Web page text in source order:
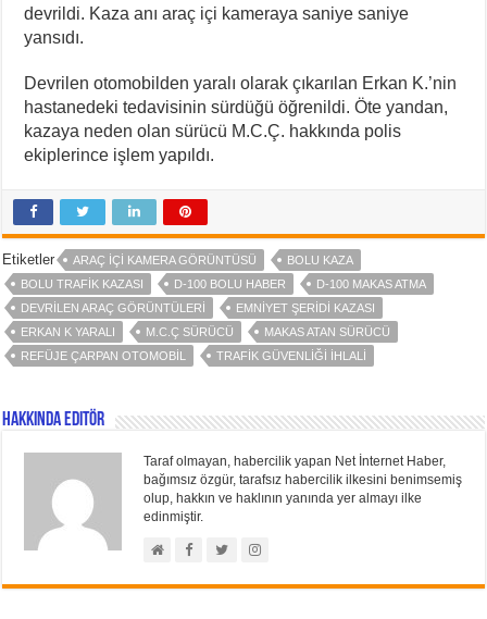
devrildi. Kaza anı araç içi kameraya saniye saniye
yansıdı.
Devrilen otomobilden yaralı olarak çıkarılan Erkan K.’nin
hastanedeki tedavisinin sürdüğü öğrenildi. Öte yandan,
kazaya neden olan sürücü M.C.Ç. hakkında polis
ekiplerince işlem yapıldı.
Etiketler ARAÇ IÇI KAMERA GÖRÜNTÜSÜ
BOLU KAZA
BOLU TRAFIK KAZASI
D-100 BOLU HABER
D-100 MAKAS ATMA
DEVRILEN ARAÇ GÖRÜNTÜLERI
EMNIYET ŞERIDI KAZASI
ERKAN K YARALI
M.C.Ç SÜRÜCÜ
MAKAS ATAN SÜRÜCÜ
REFÜJE ÇARPAN OTOMOBIL
TRAFIK GÜVENLIĞI IHLALI
Hakkında Editör
Taraf olmayan, habercilik yapan Net İnternet Haber,
bağımsız özgür, tarafsız habercilik ilkesini benimsemiş
olup, hakkın ve haklının yanında yer almayı ilke
edinmiştir.